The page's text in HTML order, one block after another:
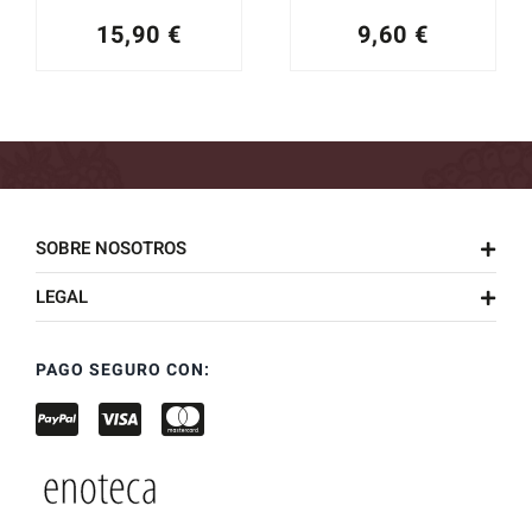
15,90 € 9,60 €
SOBRE NOSOTROS
LEGAL
PAGO SEGURO CON: